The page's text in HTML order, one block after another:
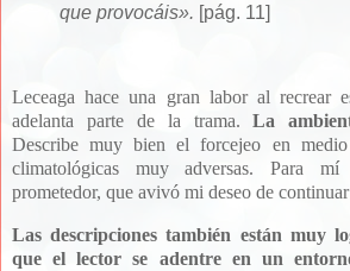
que provocáis». [pág. 11]
Leceaga hace una gran labor al recrear
adelanta parte de la trama.La
Describe muy bien el forcejeo en
climatológicas muy adversas. Para
prometedor, que avivó mi deseo de
Las descripciones también están muy
que el lector se adentre en un